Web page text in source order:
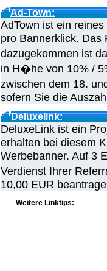
Ad-Town:
AdTown ist ein
pro Bannerklick. Das
dazugekommen ist
in H�he von 10% /
zwischen dem 18.
sofern Sie die
Deluxelink:
DeluxeLink ist ein
erhalten bei diesem
Werbebanner. Auf 3
Verdienst Ihrer
10,00 EUR
Weitere Linktips: